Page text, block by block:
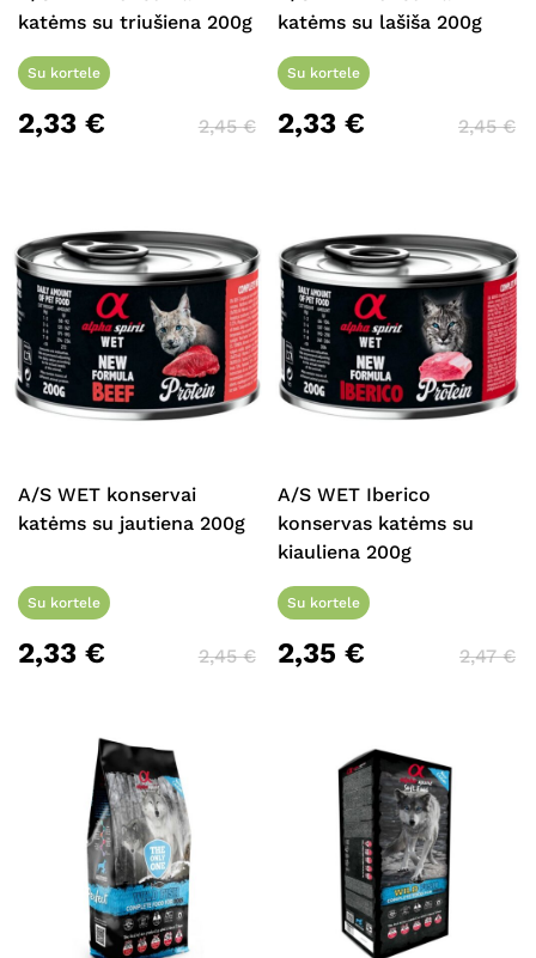
Krepšelyje nėra produktų.
Eiti Į Parduotuvę
katėms su triušiena 200g
Su kortele
2,33 € 2,45€
katėms su lašiša 200g
Su kortele
2,33€ 2,45€
A/S WET konservai
katėms su jautiena 200g
Su kortele
2,33 € 2,45€
A/S WET Iberico
konservas katėms su
kiauliena 200g
Su kortele
2,35€ 2,47€